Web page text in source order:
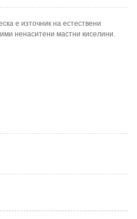
e източник на естествени
ненаситени мастни киселини.